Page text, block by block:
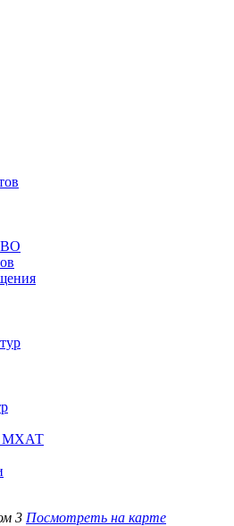
МХАТ
3 Посмотреть на карте